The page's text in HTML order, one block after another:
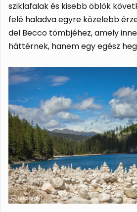
sziklafalak és kisebb öblök
felé haladva egyre közelebb
del Becco tömbjéhez, amely
háttérnek, hanem egy egész